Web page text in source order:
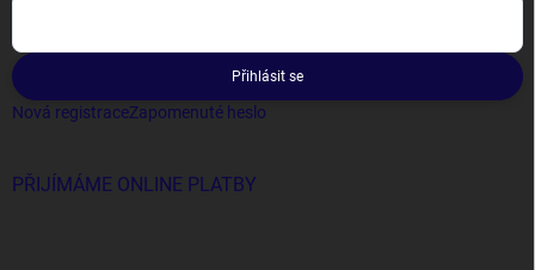
Přihlásit se
Nová registraceZapomenuté heslo
PŘIJÍMÁME ONLINE PLATBY